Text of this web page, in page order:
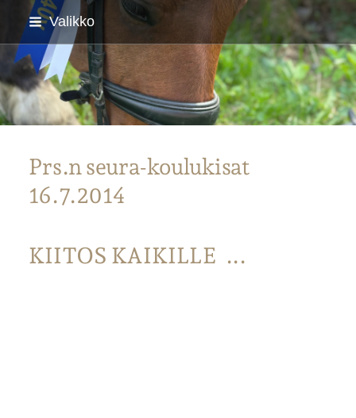
Siirry
sivun
sisältöön
Valikko
Parkanon Ratsastajat
Prs.n seura-koulukisat
16.7.2014
KIITOS KAIKILLE ...